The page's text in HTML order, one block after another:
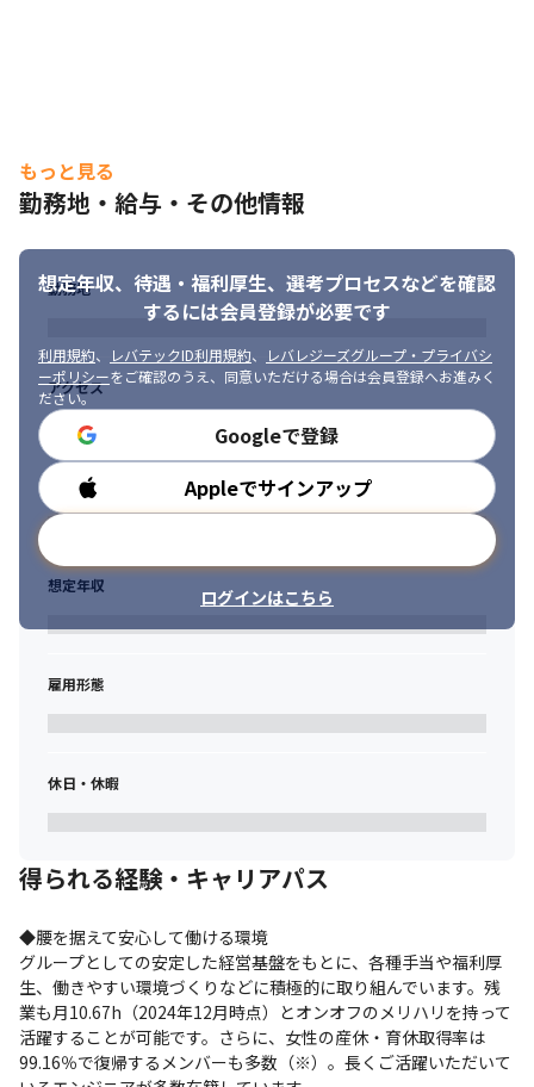
す。
◆豊富な案件数の理由
もちろん営業員が新規開拓を行って案件を増やしていることもあ
りますが、実は紹介からの案件増加が多いです。既に派遣されて
いるエンジニアの方々がお客様から高く評価されているため、追
加のご依頼やその関連企業の紹介をして頂くことが多くありま
す。当社の豊富な案件数はエンジニアの方々の信頼の証でもあり
ます。
◆配属後の手厚いフォロー体制
エンジニアリーダー（業務設計）とキャリアアドバイザー（キャ
リア設計）が二軸で支援。※面談は1年に1～2回で別途365日24時
間相談可能なセンターがあります。また一番不安な配属直後に関
しては配属初日と配属1週間後、配属1か月後とフォローと定期的
なフォローを行い、エンジニアを支援します。
もっと見る
勤務地・給与・その他情報
想定年収、待遇・福利厚生、 選考プロセスなどを確認
するには会員登録が必要です
利用規約、 レバテックID利用規約、
レバレジーズグループ・プライバシ
ーポリシーをご確認のうえ、同意いただける場合は会員登録へお進みく
ださい。
Googleで登録
Appleでサインアップ
ログインはこちら
勤務地
アクセス
勤務時間
想定年収
雇用形態
休日・休暇
得られる経験・キャリアパス
◆腰を据えて安心して働ける環境
グループとしての安定した経営基盤をもとに、各種手当や福利厚
生、働きやすい環境づくりなどに積極的に取り組んでいます。残
業も月10.67h（2024年12月時点）とオンオフのメリハリを持って
活躍することが可能です。さらに、女性の産休・育休取得率は
99.16％で復帰するメンバーも多数（※）。長くご活躍いただいて